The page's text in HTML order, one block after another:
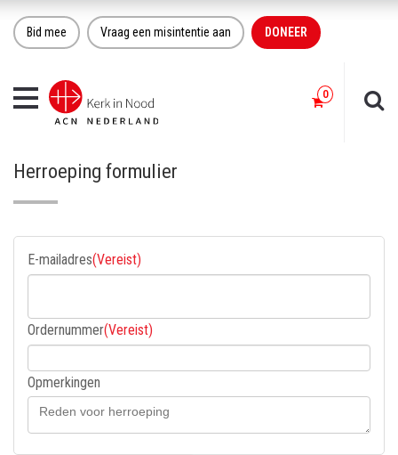
Bid mee Vraag een misintentie aan DONEER
Toggle
navigation
Herroeping formulier
E-mailadres(Vereist)
Ordernummer(Vereist)
Opmerkingen